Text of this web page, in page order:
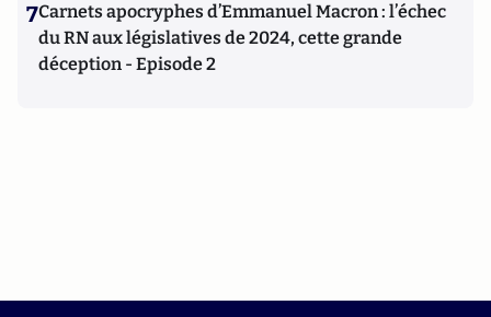
7Carnets apocryphes d’Emmanuel Macron : l’échec
du RN aux législatives de 2024, cette grande
déception - Episode 2